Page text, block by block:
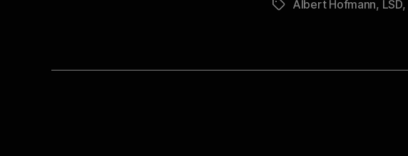
Schlagwörter
Albert Hofmann, LSD,